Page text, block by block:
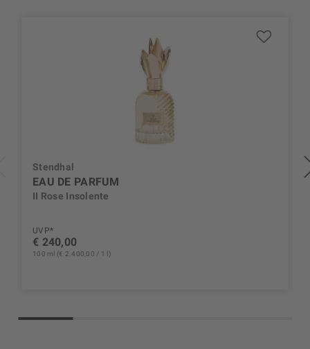
Stendhal
EAU DE PARFUM
II Rose Insolente
UVP*
€ 240,00
100 ml (€ 2.400,00 / 1 l)